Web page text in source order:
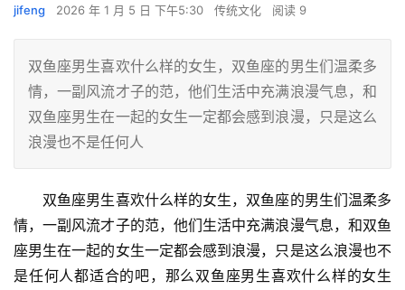
jifeng 2026 年 1 月 5 日 下午5:30 传统文化 阅读 9
双鱼座男生喜欢什么样的女生，双鱼座的男生们温柔多
情，一副风流才子的范，他们生活中充满浪漫气息，和
双鱼座男生在一起的女生一定都会感到浪漫，只是这么
浪漫也不是任何人
双鱼座男生喜欢什么样的女生，双鱼座的男生们温柔多
情，一副风流才子的范，他们生活中充满浪漫气息，和双鱼
座男生在一起的女生一定都会感到浪漫，只是这么浪漫也不
是任何人都适合的吧，那么双鱼座男生喜欢什么样的女生